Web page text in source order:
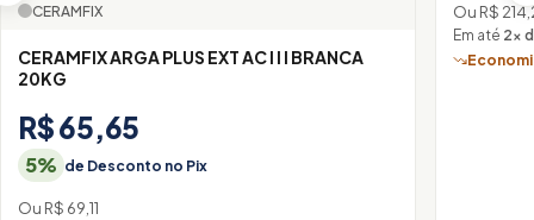
CERAMFIX
CERAMFIX ARGA PLUS EXT AC I I I BRANCA
20KG
R$ 65,65
5% de Desconto no Pix
Ou R$ 69,11
Ou R$
Em até 2×